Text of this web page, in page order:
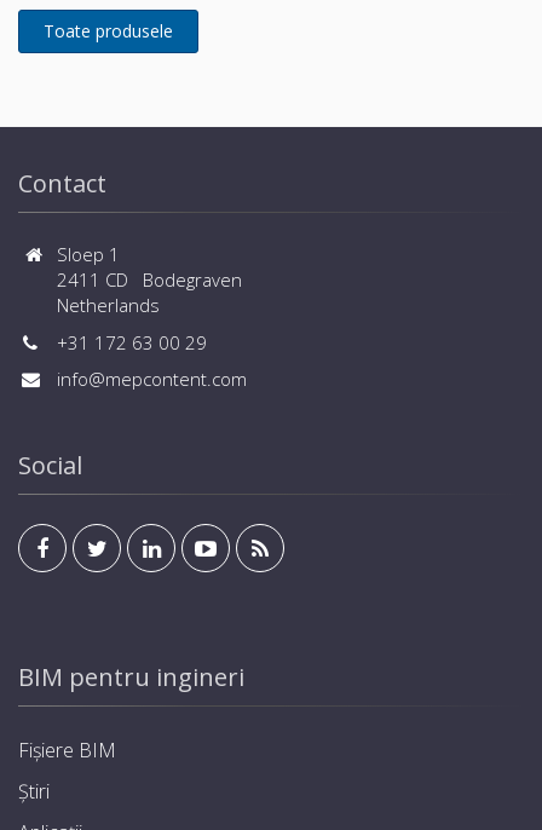
Contact
Sloep 1
2411 CD Bodegraven
Netherlands
+31 172 63 00 29
info@mepcontent.com
Social
BIM pentru ingineri
Fișiere BIM
Știri